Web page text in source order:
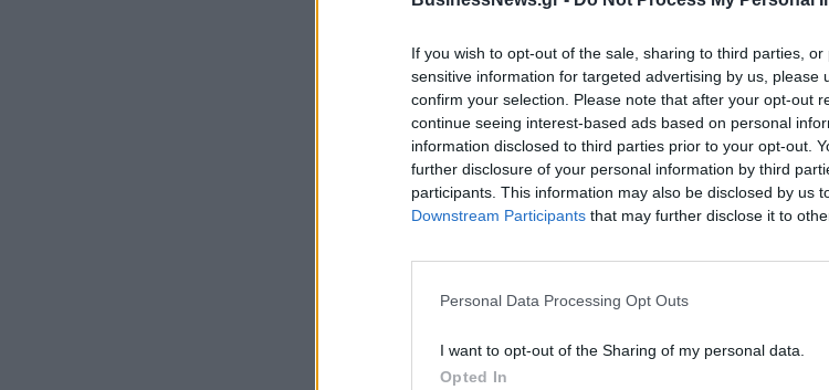
If you wish to opt-out of the sale, sharing to third parties,
sensitive information for targeted advertising by us, please
confirm your selection. Please note that after your opt-out
continue seeing interest-based ads based on personal
information disclosed to third parties prior to your opt-out.
further disclosure of your personal information by third
participants. This information may also be disclosed by us
Downstream Participants that may further disclose it to
Personal Data Processing Opt Outs
I want to opt-out of the Sharing of my personal data.
Opted In